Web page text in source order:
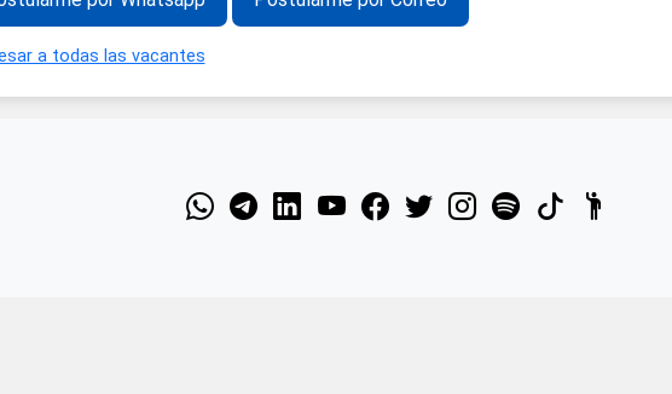
Proactividad.
Oportunidad de crecimiento:
Si cumples con el perfil, postúlate a través de los siguientes medios: